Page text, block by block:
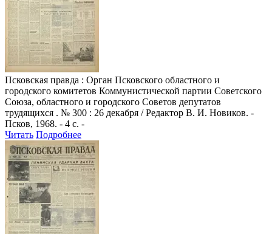
Псковская правда : Орган Псковского областного и
городского комитетов Коммунистической партии Советского
Союза, областного и городского Советов депутатов
трудящихся . № 300 : 26 декабря / Редактор В. И. Новиков. -
Псков, 1968. - 4 с. -
Читать Подробнее